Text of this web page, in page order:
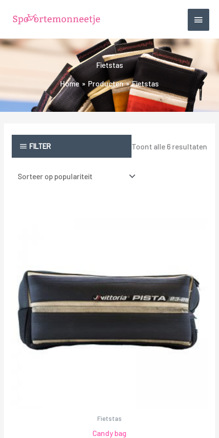
naar
inhoud
Fietstas
Home
Producten Fietstas
FILTER Toont alle 6 resultaten
Fietstas
Candy bag